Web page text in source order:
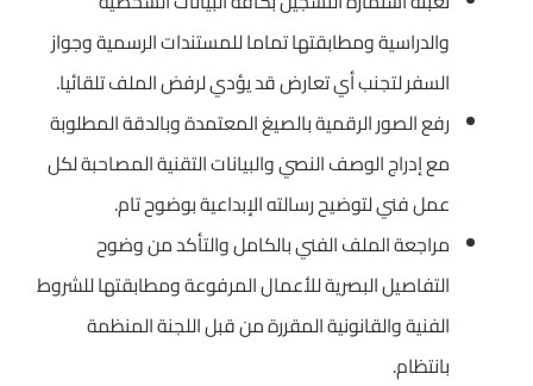
والدراسية ومطابقتها تماما للمستندات الرسمية وجواز
السفر لتجنب أي تعارض قد يؤدي لرفض الملف تلقائيا.
رفع الصور الرقمية بالصيغ المعتمدة وبالدقة المطلوبة
مع إدراج الوصف النصي والبيانات التقنية المصاحبة لكل
عمل فني لتوضيح رسالته الإبداعية بوضوح تام.
مراجعة الملف الفني بالكامل والتأكد من وضوح
التفاصيل البصرية للأعمال المرفوعة ومطابقتها للشروط
الفنية والقانونية المقررة من قبل اللجنة المنظمة
بانتظام.